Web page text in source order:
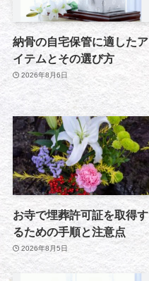
納骨の自宅保管に適したア
イテムとその選び方
2026年8月6日
お寺で埋葬許可証を取得す
るための手順と注意点
2026年8月5日